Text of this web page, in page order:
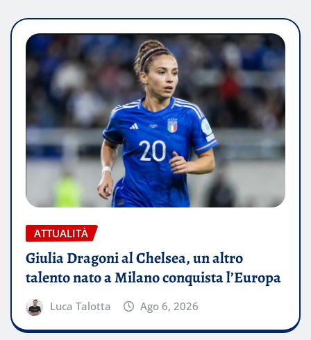
ATTUALITÀ
Giulia Dragoni al Chelsea, un altro
talento nato a Milano conquista l’Europa
Luca Talotta Ago 6, 2026